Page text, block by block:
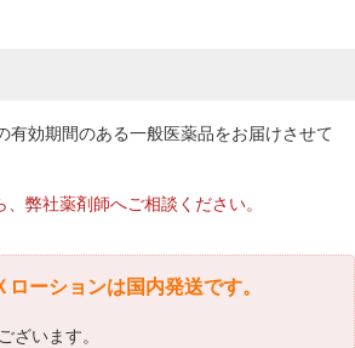
有効期間のある一般医薬品をお届けさせて
弊社薬剤師へご相談ください。
ーションは国内発送です。
ざいます。